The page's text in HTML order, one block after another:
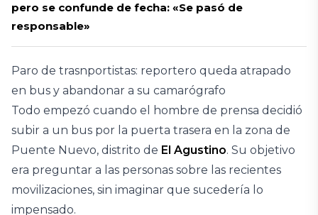
pero se confunde de fecha: «Se pasó de
responsable»
Paro de trasnportistas: reportero queda atrapado
en bus y abandonar a su camarógrafo
Todo empezó cuando el hombre de prensa decidió
subir a un bus por la puerta trasera en la zona de
Puente Nuevo, distrito de El Agustino. Su objetivo
era preguntar a las personas sobre las recientes
movilizaciones, sin imaginar que sucedería lo
impensado.